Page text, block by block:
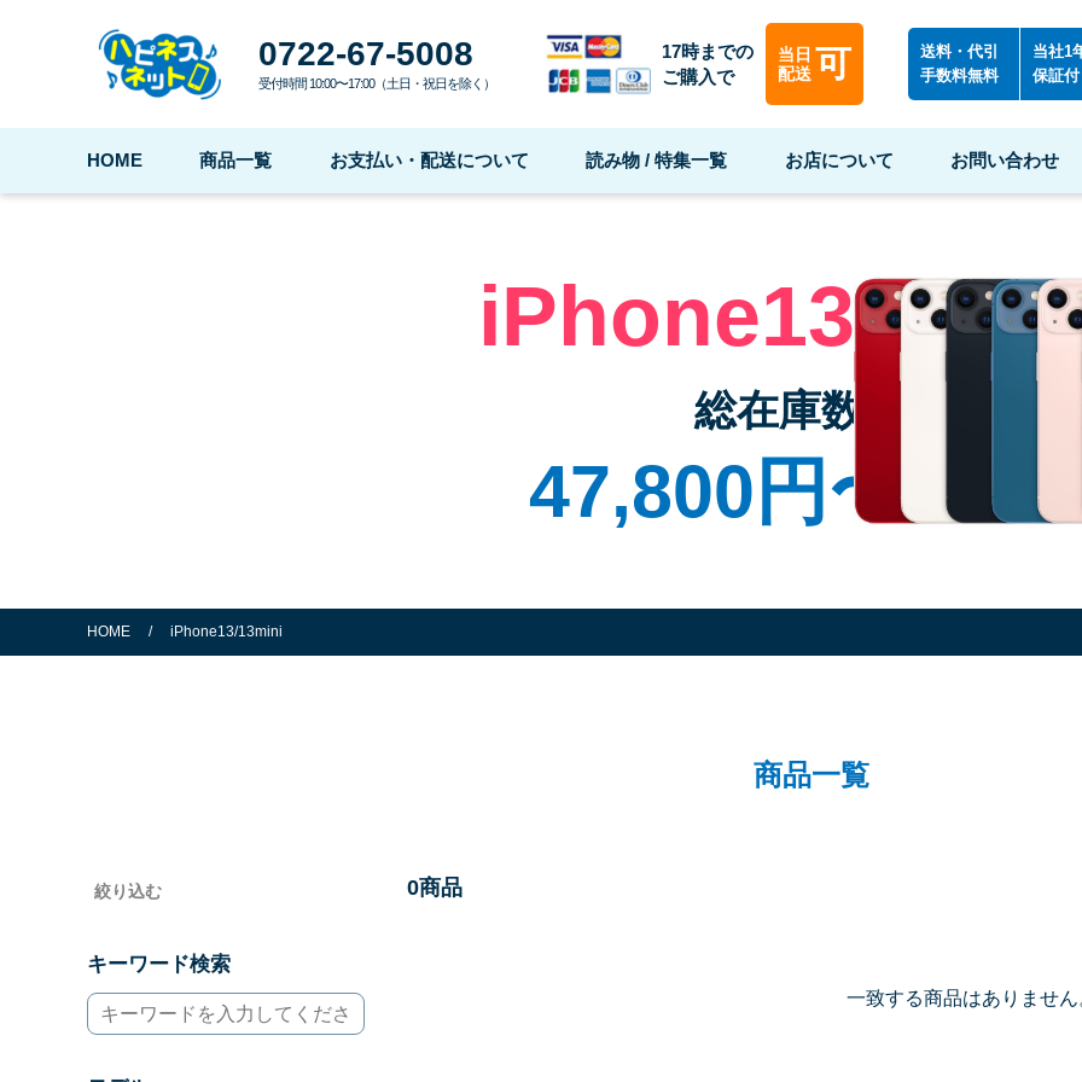
0722-67-5008
受付時間 10:00〜17:00（土日・祝日を除く）
17時までの
ご購入で
当日
配送可
送料・代引
手数料無料
当社1
保証
HOME 商品一覧 お支払い・配送について 読み物 / 特集一覧 お店について お問い合わせ
iPhone13/
総在庫数3台
47,800円〜（税込
HOME / iPhone13/13mini
商品一覧
絞り込む
キーワード検索
0商品
一致する商品はありません